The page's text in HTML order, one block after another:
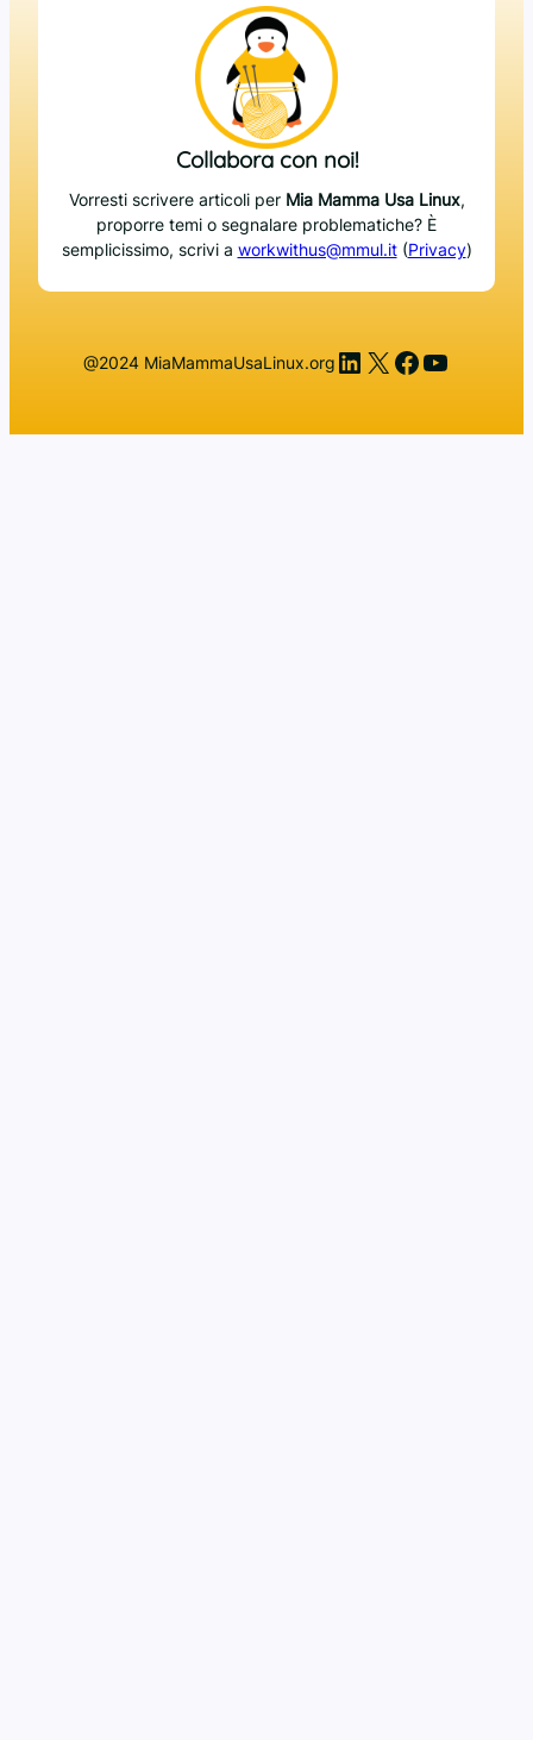
Collabora con noi!
Vorresti scrivere articoli per Mia Mamma Usa Linux,
proporre temi o segnalare problematiche? È
semplicissimo, scrivi a workwithus@mmul.it(Privacy)
@2024 MiaMammaUsaLinux.org LinkedIn
X Facebook